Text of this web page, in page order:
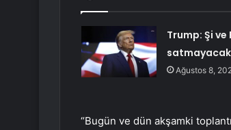
Trump: Şi ve
Ağustos 8,
“Bugün ve dün akşamki